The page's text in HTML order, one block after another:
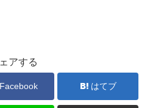
アする
Facebook はてブ